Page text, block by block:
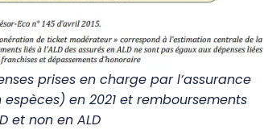
prises en charge par l’assurance
en 2021 et remboursements
et non en ALD